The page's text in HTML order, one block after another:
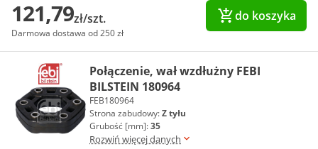
121,79zł/szt.
Darmowa dostawa od 250 zł
do koszyka
Połączenie, wał wzdłużny FEBI
BILSTEIN 180964
FEB180964
Strona zabudowy:Z tyłu
Grubość [mm]:35
Rozwiń więcej danych